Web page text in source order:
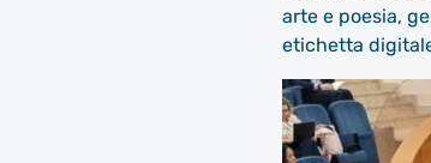
arte e poesia,
etichetta